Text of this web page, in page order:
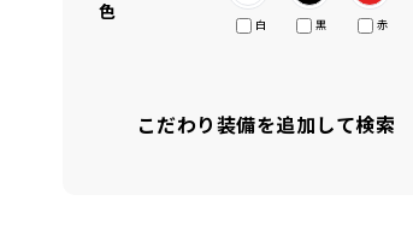
色
白 黒 赤
こだわり装備を追加して検索